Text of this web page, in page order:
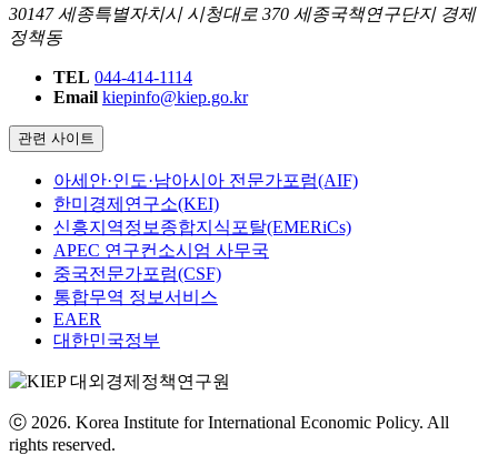
30147 세종특별자치시 시청대로 370 세종국책연구단지 경제
정책동
TEL 044-414-1114
Email kiepinfo@kiep.go.kr
관련 사이트
아세안·인도·남아시아 전문가포럼(AIF)
한미경제연구소(KEI)
신흥지역정보종합지식포탈(EMERiCs)
APEC 연구컨소시엄 사무국
중국전문가포럼(CSF)
통합무역 정보서비스
EAER
대한민국정부
ⓒ 2026. Korea Institute for International Economic Policy. All
rights reserved.